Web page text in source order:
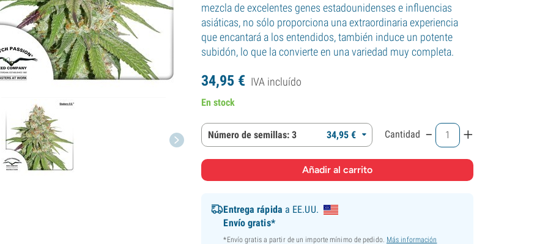
mezcla de excelentes genes estadounidenses e influencias
asiáticas, no sólo proporciona una extraordinaria experiencia
que encantará a los entendidos, también induce un potente
subidón, lo que la convierte en una variedad muy completa.
34,95 € IVA incluído
En stock
Número de semillas: 3 34,95 € Cantidad - +
Entrega rápida a EE.UU.
Envío gratis*
*Envío gratis a partir de un importe mínimo de pedido. Más información